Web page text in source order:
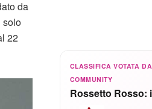
da
solo
22
CLASSIFICA VOTATA
COMMUNITY
Rossetto Rosso: